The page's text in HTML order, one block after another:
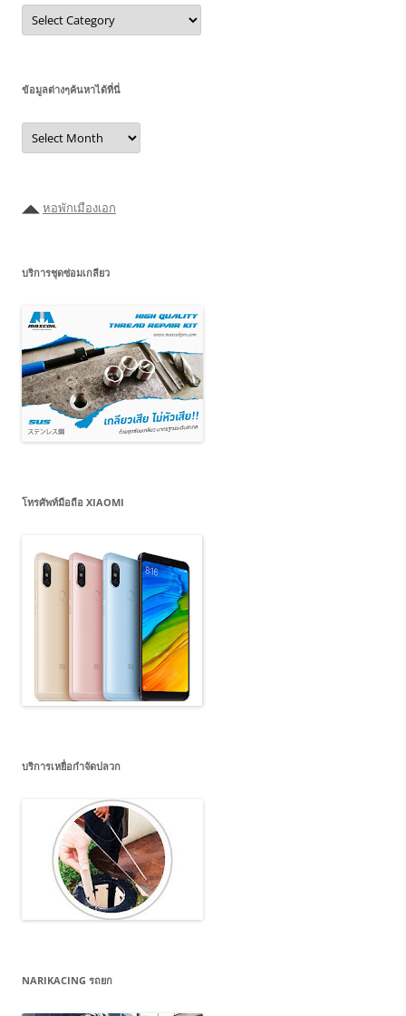
หมวด
หมู่
ภายใน
ข้อมูลต่างๆค้นหาได้ที่นี่
ข้อมูล
ต่างๆ
ค้นหา
◢◣ หอพักเมืองเอก
บริการชุดซ่อมเกลียว
โทรศัพท์มือถือ XIAOMI
บริการเหยื่อกำจัดปลวก
NARIKACING รถยก